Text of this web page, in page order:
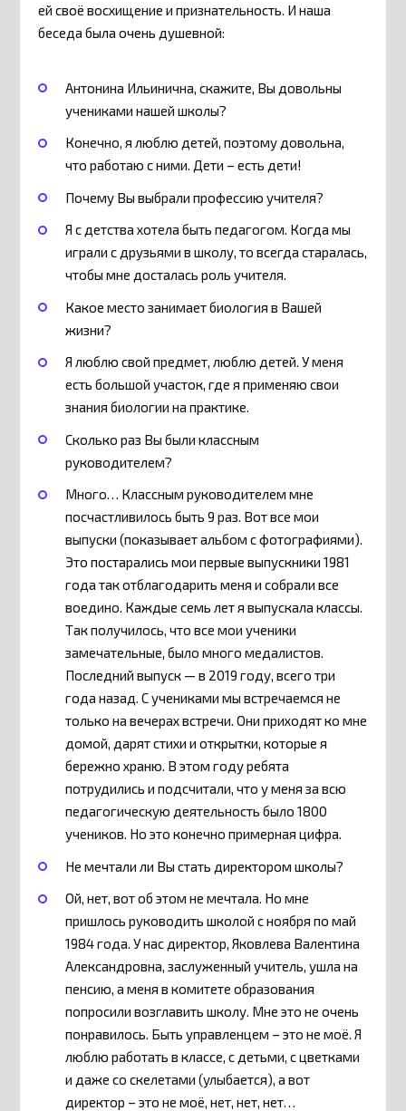
ей своё восхищение и признательность. И наша
беседа была очень душевной:
Антонина Ильинична, скажите, Вы довольны
учениками нашей школы?
Конечно, я люблю детей, поэтому довольна,
что работаю с ними. Дети – есть дети!
Почему Вы выбрали профессию учителя?
Я с детства хотела быть педагогом. Когда мы
играли с друзьями в школу, то всегда старалась,
чтобы мне досталась роль учителя.
Какое место занимает биология в Вашей
жизни?
Я люблю свой предмет, люблю детей. У меня
есть большой участок, где я применяю свои
знания биологии на практике.
Сколько раз Вы были классным
руководителем?
Много… Классным руководителем мне
посчастливилось быть 9 раз. Вот все мои
выпуски (показывает альбом с фотографиями).
Это постарались мои первые выпускники 1981
года так отблагодарить меня и собрали все
воедино. Каждые семь лет я выпускала классы.
Так получилось, что все мои ученики
замечательные, было много медалистов.
Последний выпуск — в 2019 году, всего три
года назад. С учениками мы встречаемся не
только на вечерах встречи. Они приходят ко мне
домой, дарят стихи и открытки, которые я
бережно храню. В этом году ребята
потрудились и подсчитали, что у меня за всю
педагогическую деятельность было 1800
учеников. Но это конечно примерная цифра.
Не мечтали ли Вы стать директором школы?
Ой, нет, вот об этом не мечтала. Но мне
пришлось руководить школой с ноября по май
1984 года. У нас директор, Яковлева Валентина
Александровна, заслуженный учитель, ушла на
пенсию, а меня в комитете образования
попросили возглавить школу. Мне это не очень
понравилось. Быть управленцем – это не моё. Я
люблю работать в классе, с детьми, с цветками
и даже со скелетами (улыбается), а вот
директор – это не моё, нет, нет, нет…